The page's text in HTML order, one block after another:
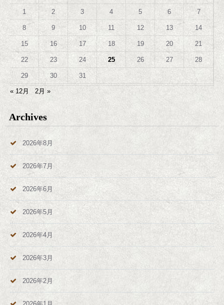
1 2 3 4 5 6 7
8 9 10 11 12 13 14
15 16 17 18 19 20 21
22 23 24 25 26 27 28
29 30 31
« 12月 2月 »
Archives
2026年8月
2026年7月
2026年6月
2026年5月
2026年4月
2026年3月
2026年2月